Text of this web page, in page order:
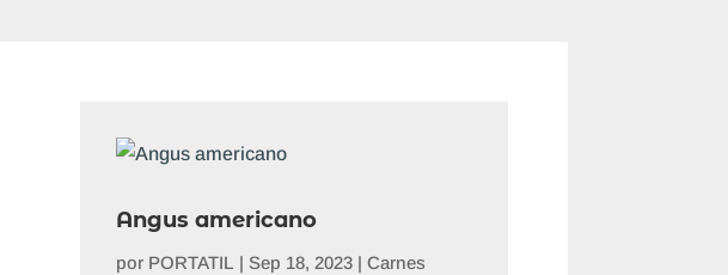
Angus americano
por PORTATIL | Sep 18, 2023| Carnes